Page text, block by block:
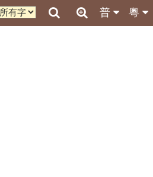
粵
普